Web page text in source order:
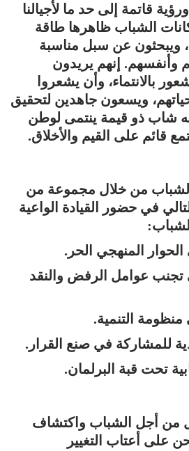
قاتمة إلى حد ما لأجيالنا
الشباب ظاهرها طاقة
ويبحثون عن سبل مناسبة
وأنفسهم. إنهم يريدون
بالانتماء، وأن يشعروا
ويسعون جاهدين لتحقيق
شاب ذو قيمة ينتمى لوطن
قائم على القيم والأخلاق.
الشباب من خلال مجموعة من
في حضور القيادة الواعية
المنهجي الحر.
تجنب عوامل الرفض والنقد
التنمية.
للمشاركة في صنع القرار.
تحت قبة البرلمان.
من أجل الشباب واكتشاف
على أعتاب التغيير